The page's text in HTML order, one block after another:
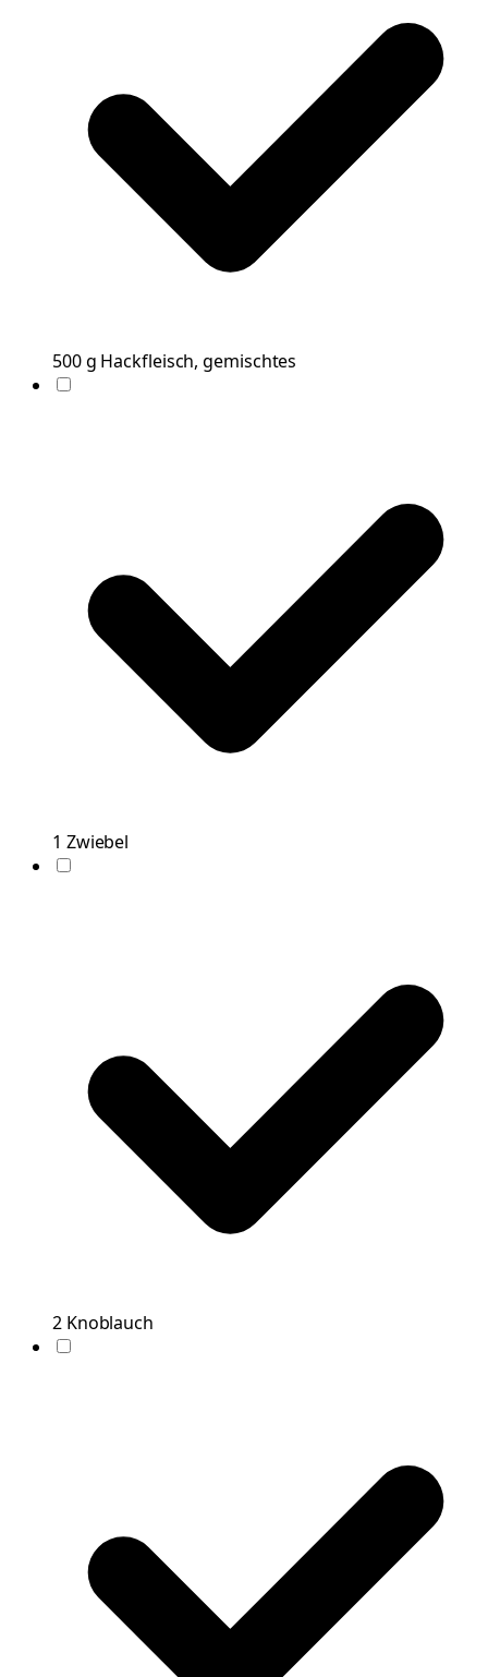
500g Hackfleisch, gemischtes
1 Zwiebel
2 Knoblauch